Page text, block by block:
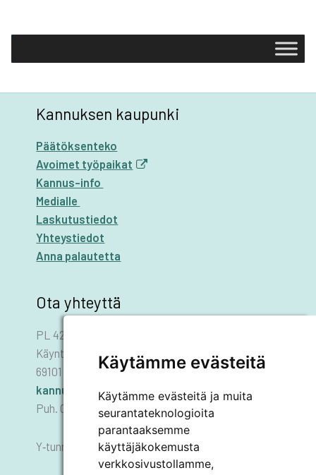
Käytämme evästeitä
Käytämme evästeitä ja muita
seurantateknologioita
parantaaksemme
käyttäjäkokemusta
verkkosivustollamme,
Kannuksen kaupunki
Päätöksenteko
Avoimet työpaikat
Kannus-info
Medialle
Laskutustiedot
Yhteystiedot
Anna palautetta
Ota yhteyttä
PL 42
Käyntiosoite: Asematie 1
69101 KANNUS
kannus.kaupunki@kannus.ﬁ
Puh. 06 8745 111
Y‑tunnus 0178455–6